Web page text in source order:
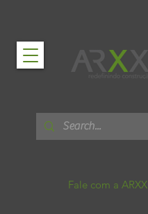
Fale com a ARXX